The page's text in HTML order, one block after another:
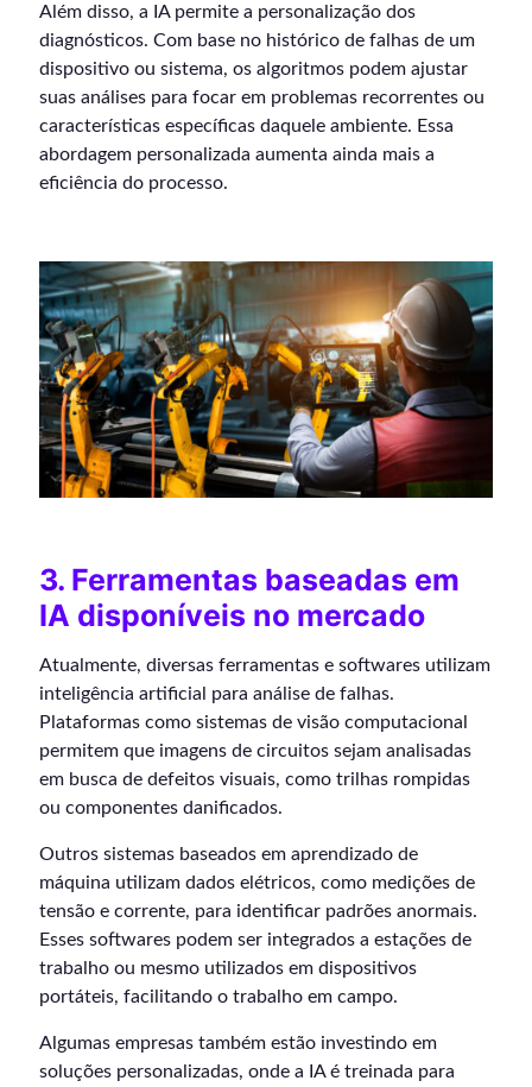
Além disso, a IA permite a personalização dos
diagnósticos. Com base no histórico de falhas de um
dispositivo ou sistema, os algoritmos podem ajustar
suas análises para focar em problemas recorrentes ou
características específicas daquele ambiente. Essa
abordagem personalizada aumenta ainda mais a
eficiência do processo.
3. Ferramentas baseadas em
IA disponíveis no mercado
Atualmente, diversas ferramentas e softwares utilizam
inteligência artificial para análise de falhas.
Plataformas como sistemas de visão computacional
permitem que imagens de circuitos sejam analisadas
em busca de defeitos visuais, como trilhas rompidas
ou componentes danificados.
Outros sistemas baseados em aprendizado de
máquina utilizam dados elétricos, como medições de
tensão e corrente, para identificar padrões anormais.
Esses softwares podem ser integrados a estações de
trabalho ou mesmo utilizados em dispositivos
portáteis, facilitando o trabalho em campo.
Algumas empresas também estão investindo em
soluções personalizadas, onde a IA é treinada para